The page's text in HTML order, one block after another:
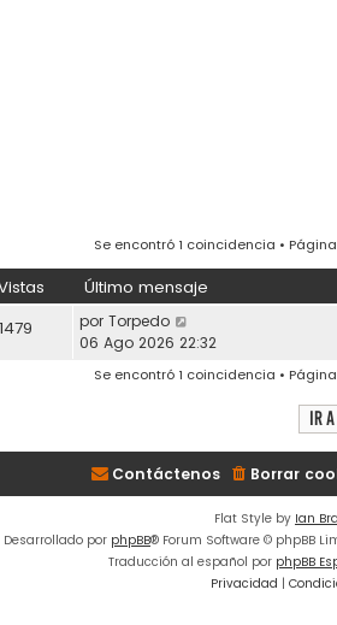
Se encontró 1 coincidencia • Página
Último mensaje
1479 por Torpedo
06 Ago 2026 22:32
Se encontró 1 coincidencia • Página
Ir a
Borrar
Contáctenos
Flat Style by Ian
Desarrollado por phpBB® Forum Software © phpBB
Traducción al español por phpBB
Privacidad |